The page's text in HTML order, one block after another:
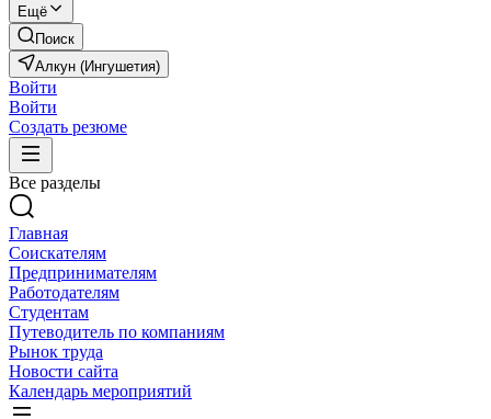
Ещё
Поиск
Алкун (Ингушетия)
Войти
Войти
Создать резюме
Все разделы
Главная
Соискателям
Предпринимателям
Работодателям
Студентам
Путеводитель по компаниям
Рынок труда
Новости сайта
Календарь мероприятий